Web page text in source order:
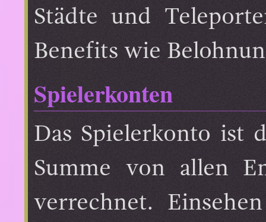
Städte und
Benefits wie
Spielerkonten
Das Spielerkonto ist
Summe von allen
verrechnet.